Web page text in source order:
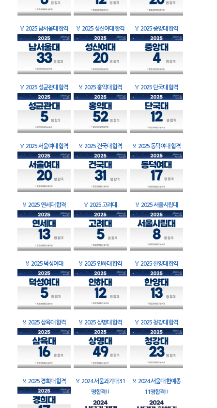
🏅 2025 남서울대 합격 🏅 2025 성신여대 합격 🏅 2025 중앙대 합격
🏅 2025 성균관대 합격 🏅 2025 홍익대 합격 🏅 2025 단국대 합격
🏅 2025 서울여대 합격 🏅 2025 건국대 합격 🏅 2025 동덕여대 합격
🏅 2025 연세대 합격 🏅 2025 고려대 🏅 2025 서울시립대
🏅 2025 덕성여대 🏅 2025 인하대 합격 🏅 2025 한양대 합격
🏅 2025 삼육대 합격 🏅 2025 상명대 합격 🏅 2025 청강대 합격
🏅 2025 경희대 합격 🏅 2024 서울과기대 31
명합격!!
🏅 2024 서울대 한예종
11명합격!!